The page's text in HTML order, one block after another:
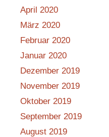
April 2020
März 2020
Februar 2020
Januar 2020
Dezember 2019
November 2019
Oktober 2019
September 2019
August 2019